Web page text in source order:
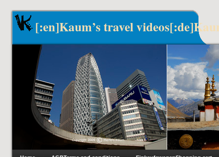
[:en]Kaum’s travel